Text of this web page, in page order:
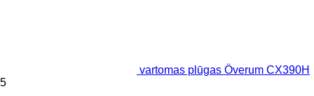
vartomas plūgas Överum CX390H
5